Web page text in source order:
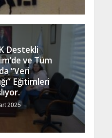
Destekli
ve Tüm
“Veri
Eğitimleri
2025